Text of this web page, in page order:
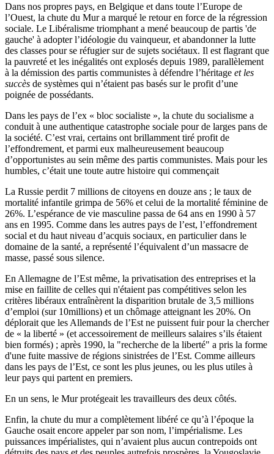
Dans nos propres pays, en Belgique et dans toute l’Europe de
l’Ouest, la chute du Mur a marqué le retour en force de la régression
sociale. Le Libéralisme triomphant a mené beaucoup de partis 'de
gauche' à adopter l’idéologie du vainqueur, et abandonner la lutte
des classes pour se réfugier sur de sujets sociétaux. Il est flagrant que
la pauvreté et les inégalités ont explosés depuis 1989, parallèlement
à la démission des partis communistes à défendre l’héritage et les
succès de systèmes qui n’étaient pas basés sur le profit d’une
poignée de possédants.
Dans les pays de l’ex « bloc socialiste », la chute du socialisme a
conduit à une authentique catastrophe sociale pour de larges pans de
la société. C’est vrai, certains ont brillamment tiré profit de
l’effondrement, et parmi eux malheureusement beaucoup
d’opportunistes au sein même des partis communistes. Mais pour les
humbles, c’était une toute autre histoire qui commençait
La Russie perdit 7 millions de citoyens en douze ans ; le taux de
mortalité infantile grimpa de 56% et celui de la mortalité féminine de
26%. L’espérance de vie masculine passa de 64 ans en 1990 à 57
ans en 1995. Comme dans les autres pays de l’est, l’effondrement
social et du haut niveau d’acquis sociaux, en particulier dans le
domaine de la santé, a représenté l’équivalent d’un massacre de
masse, passé sous silence.
En Allemagne de l’Est même, la privatisation des entreprises et la
mise en faillite de celles qui n'étaient pas compétitives selon les
critères libéraux entraînèrent la disparition brutale de 3,5 millions
d’emploi (sur 10millions) et un chômage atteignant les 20%. On
déplorait que les Allemands de l’Est ne puissent fuir pour la chercher
de « la liberté » (et accessoirement de meilleurs salaires s’ils étaient
bien formés) ; après 1990, la "recherche de la liberté" a pris la forme
d'une fuite massive de régions sinistrées de l’Est. Comme ailleurs
dans les pays de l’Est, ce sont les plus jeunes, ou les plus utiles à
leur pays qui partent en premiers.
En un sens, le Mur protégeait les travailleurs des deux côtés.
Enfin, la chute du mur a complètement libéré ce qu’à l’époque la
Gauche osait encore appeler par son nom, l’impérialisme. Les
puissances impérialistes, qui n’avaient plus aucun contrepoids ont